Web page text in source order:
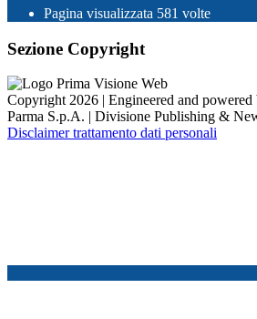
Pagina visualizzata 581 volte
Sezione Copyright
Copyright 2026 | Engineered and
Parma S.p.A. | Divisione Publishing &
Disclaimer trattamento dati personali